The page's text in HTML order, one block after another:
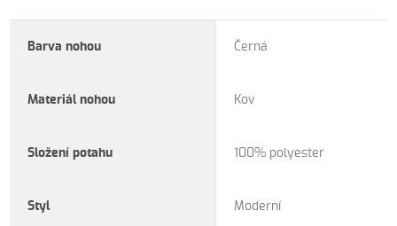
Barva nohou Černá
Materiál nohou Kov
Složení potahu 100% polyester
Styl Moderní